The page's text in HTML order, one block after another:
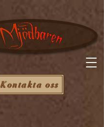
Kontakta oss